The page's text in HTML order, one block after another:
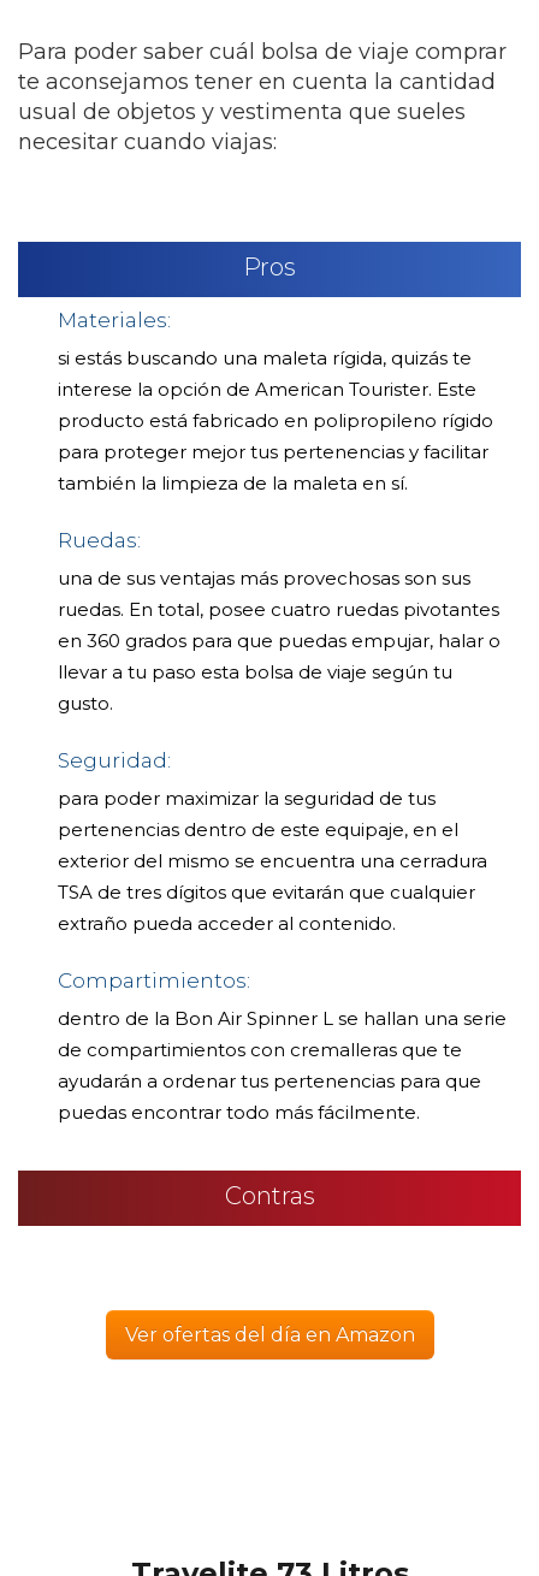
Para poder saber cuál bolsa de viaje comprar
te aconsejamos tener en cuenta la cantidad
usual de objetos y vestimenta que sueles
necesitar cuando viajas:
Pros
Materiales:
si estás buscando una maleta rígida, quizás te
interese la opción de American Tourister. Este
producto está fabricado en polipropileno rígido
para proteger mejor tus pertenencias y facilitar
también la limpieza de la maleta en sí.
Ruedas:
una de sus ventajas más provechosas son sus
ruedas. En total, posee cuatro ruedas pivotantes
en 360 grados para que puedas empujar, halar o
llevar a tu paso esta bolsa de viaje según tu
gusto.
Seguridad:
para poder maximizar la seguridad de tus
pertenencias dentro de este equipaje, en el
exterior del mismo se encuentra una cerradura
TSA de tres dígitos que evitarán que cualquier
extraño pueda acceder al contenido.
Compartimientos:
dentro de la Bon Air Spinner L se hallan una serie
de compartimientos con cremalleras que te
ayudarán a ordenar tus pertenencias para que
puedas encontrar todo más fácilmente.
Contras
Ver ofertas del día en Amazon